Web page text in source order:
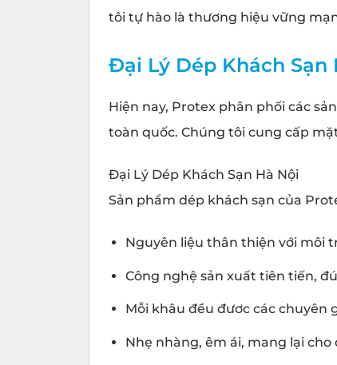
tôi tự hào là thương hiệu vững
Đại Lý Dép Khách Sạn
Hiện nay, Protex phân phối các
toàn quốc. Chúng tôi cung cấp
Đại Lý Dép Khách Sạn Hà Nội
Sản phẩm dép khách sạn của
Nguyên liệu thân thiện với môi
Công nghệ sản xuất tiên tiến,
Mỗi khâu đều đươc các chuyên
Nhẹ nhàng, êm ái, mang lại